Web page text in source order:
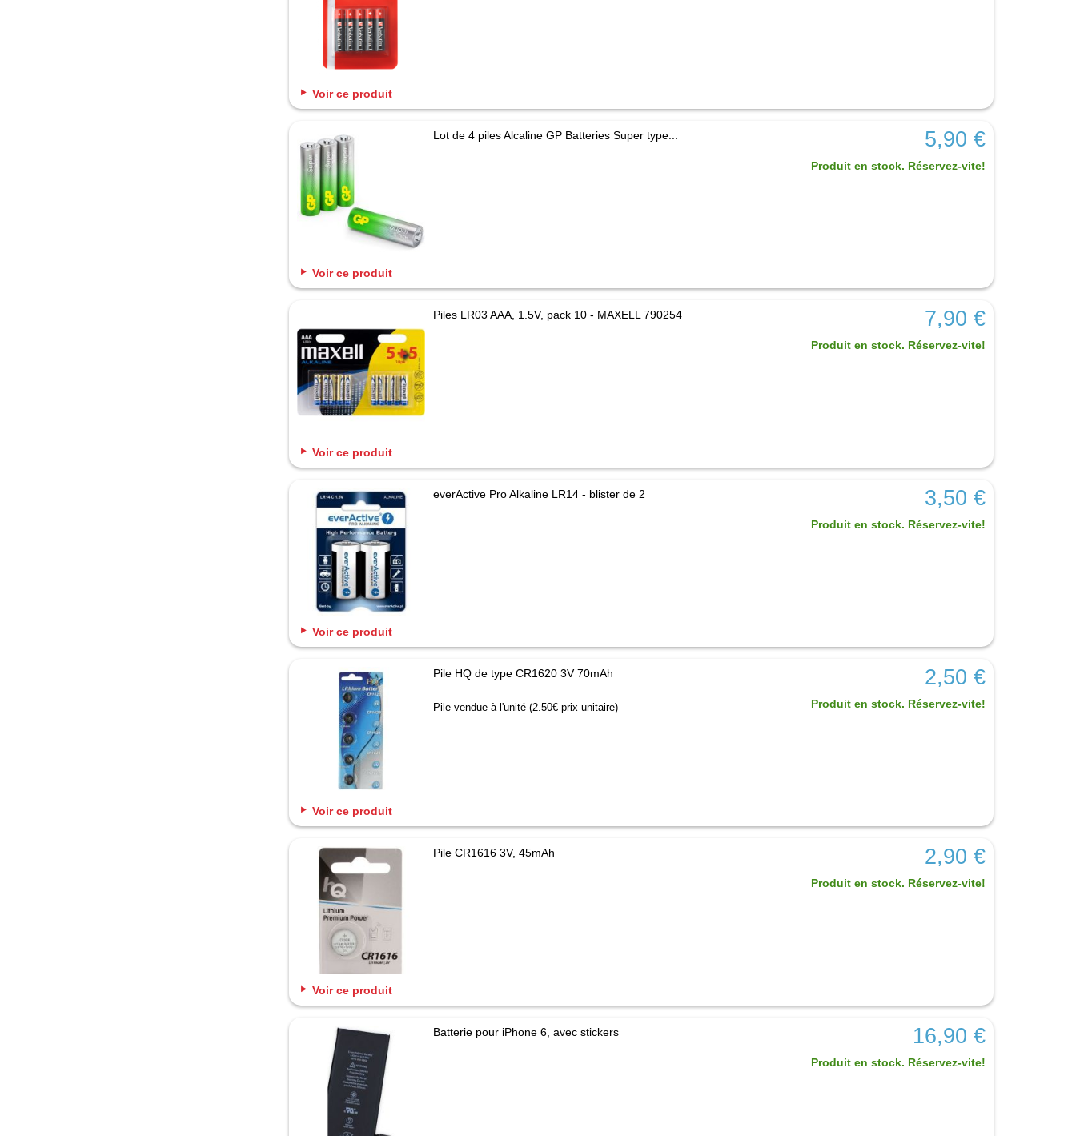
Voir ce produit
Lot de 4 piles Alcaline GP Batteries Super type...
Voir ce produit
5,90 €
Produit en stock. Réservez-vite!
Piles LR03 AAA, 1.5V, pack 10 - MAXELL 790254
Voir ce produit
7,90 €
Produit en stock. Réservez-vite!
everActive Pro Alkaline LR14 - blister de 2
Voir ce produit
3,50 €
Produit en stock. Réservez-vite!
Pile HQ de type CR1620 3V 70mAh
Pile vendue à l'unité (2.50€ prix unitaire)
Voir ce produit
2,50 €
Produit en stock. Réservez-vite!
Pile CR1616 3V, 45mAh
Voir ce produit
2,90 €
Produit en stock. Réservez-vite!
Batterie pour iPhone 6, avec stickers 16,90 €
Produit en stock. Réservez-vite!